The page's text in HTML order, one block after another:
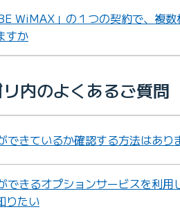
WiMAX」の１つの契約で、複
すか
内のよくあるご質問
できているか確認する方法はあり
できるオプションサービスを利
りたい